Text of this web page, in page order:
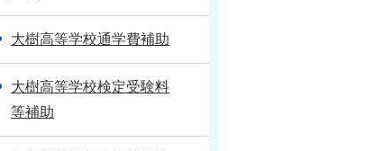
大樹高等学校通学費補助
大樹高等学校検定受験料
等補助